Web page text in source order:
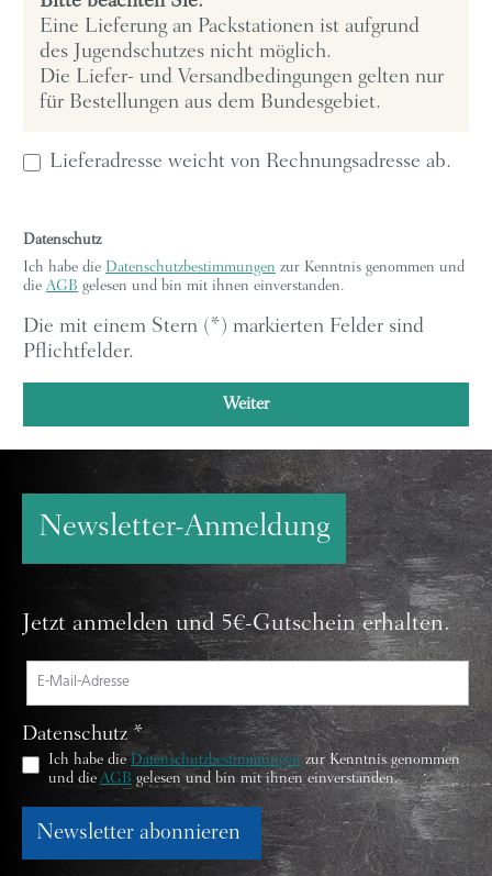
Eine Lieferung an Packstationen ist aufgrund
des Jugendschutzes nicht möglich.
Die Liefer- und Versandbedingungen gelten nur
für Bestellungen aus dem Bundesgebiet.
Lieferadresse weicht von Rechnungsadresse ab.
Datenschutz
Ich habe die Datenschutzbestimmungen zur Kenntnis genommen und
die AGB gelesen und bin mit ihnen einverstanden.
Die mit einem Stern (*) markierten Felder sind
Pflichtfelder.
Weiter
Newsletter-Anmeldung
Jetzt anmelden und 5€-Gutschein erhalten.
Datenschutz *
Ich habe die Datenschutzbestimmungenzur Kenntnis genommen
und die AGB gelesen und bin mit ihnen einverstanden.
Newsletter abonnieren